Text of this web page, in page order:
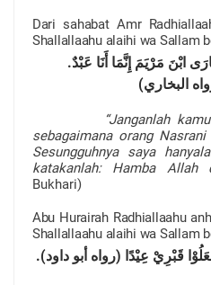
Dari sahabat Amr
Shallallaahu alaihi wa Sallam
ابْنَ مَرْيَمَ إِنَّمَا أَنَا عَبْدٌ.
البخاري)
“Janganlah
sebagaimana orang
Sesungguhnya saya
katakanlah: Hamba Allah
Bukhari)
Abu Hurairah Radhiallaahu
Shallallaahu alaihi wa Sallam
قَبْرِيْ عِيْدًا (رواه أبو داود).